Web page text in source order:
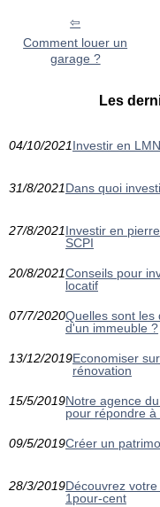
Comment louer un
garage ?
Les
04/10/2021Investir en
31/8/2021Dans quoi
27/8/2021Investir en
SCPI
20/8/2021Conseils pour
locatif
07/7/2020Quelles sont les
d'un immeuble ?
13/12/2019Economiser
rénovation
15/5/2019Notre agence
pour répondre
09/5/2019Créer un
28/3/2019Découvrez
1pour-cent